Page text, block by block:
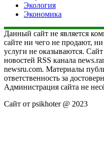
Экология
Экономика
Данный сайт не является
сайте ни чего не продают,
услуги не оказываются.
новостей RSS канала
newsru.com. Материалы
ответственность за
Администрация сайта не
Сайт от psikhoter @ 2023